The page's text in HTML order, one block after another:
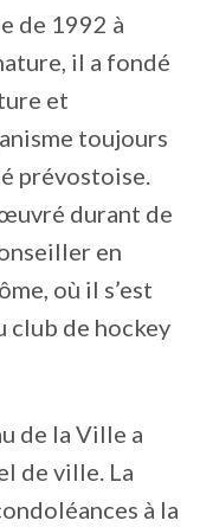
de 1992 à
il a fondé
et
toujours
prévostoise.
durant de
en
où il s’est
club de hockey
de la Ville a
de ville. La
à la